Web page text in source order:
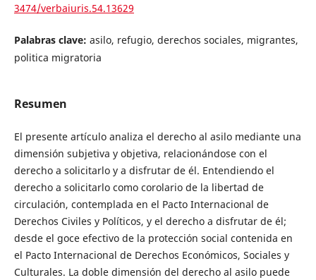
3474/verbaiuris.54.13629
Palabras clave: asilo, refugio, derechos sociales, migrantes,
politica migratoria
Resumen
El presente artículo analiza el derecho al asilo mediante una
dimensión subjetiva y objetiva, relacionándose con el
derecho a solicitarlo y a disfrutar de él. Entendiendo el
derecho a solicitarlo como corolario de la libertad de
circulación, contemplada en el Pacto Internacional de
Derechos Civiles y Políticos, y el derecho a disfrutar de él;
desde el goce efectivo de la protección social contenida en
el Pacto Internacional de Derechos Económicos, Sociales y
Culturales. La doble dimensión del derecho al asilo puede